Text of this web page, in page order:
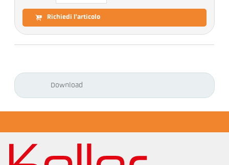
Richiedi l'articolo
Download